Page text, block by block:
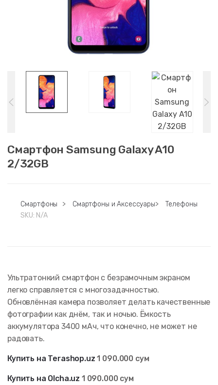
Смартфон Samsung Galaxy A10
2/32GB
Смартфоны > Смартфоны и Аксессуары>
Телефоны
SKU: N/A
Ультратонкий смартфон с безрамочным экраном
легко справляется с многозадачностью.
Обновлённая камера позволяет делать качественные
фотографии как днём, так и ночью. Ёмкость
аккумулятора 3400 мАч, что конечно, не может не
радовать.
Купить на Terashop.uz 1 090.000 сум
Купить на Olcha.uz 1 090.000 сум